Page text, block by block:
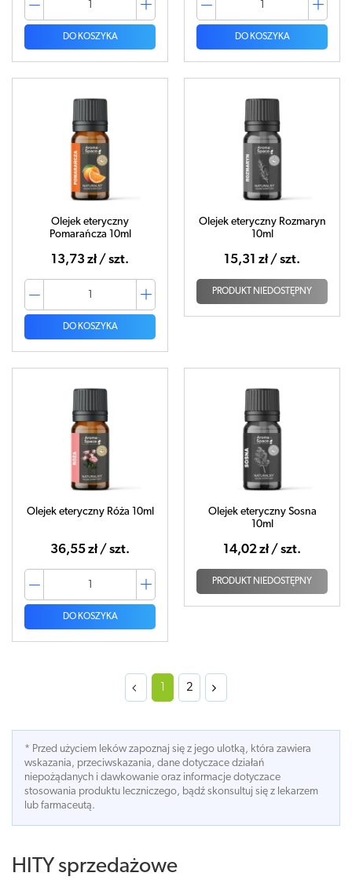
DO KOSZYKA DO KOSZYKA
Olejek eteryczny
Pomarańcza 10ml
13,73 zł / szt.
DO KOSZYKA
Olejek eteryczny Rozmaryn
10ml
15,31 zł / szt.
PRODUKT NIEDOSTĘPNY
Olejek eteryczny Róża 10ml
36,55 zł / szt.
DO KOSZYKA
Olejek eteryczny Sosna
10ml
14,02 zł / szt.
PRODUKT NIEDOSTĘPNY
1 2
* Przed użyciem leków zapoznaj się z jego ulotką, która zawiera
wskazania, przeciwskazania, dane dotyczace działań
niepożądanych i dawkowanie oraz informacje dotyczace
stosowania produktu leczniczego, bądź skonsultuj się z lekarzem
lub farmaceutą.
HITY sprzedażowe